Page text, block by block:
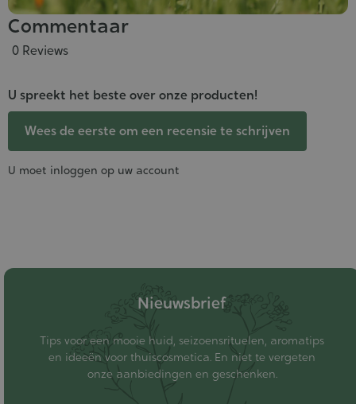
Commentaar
0 Reviews
U spreekt het beste over onze producten!
Wees de eerste om een recensie te schrijven
U moet inloggen op uw account
Nieuwsbrief
Tips voor een mooie huid, seizoensrituelen, aromatips
en ideeën voor thuiscosmetica. En niet te vergeten
onze aanbiedingen en geschenken.